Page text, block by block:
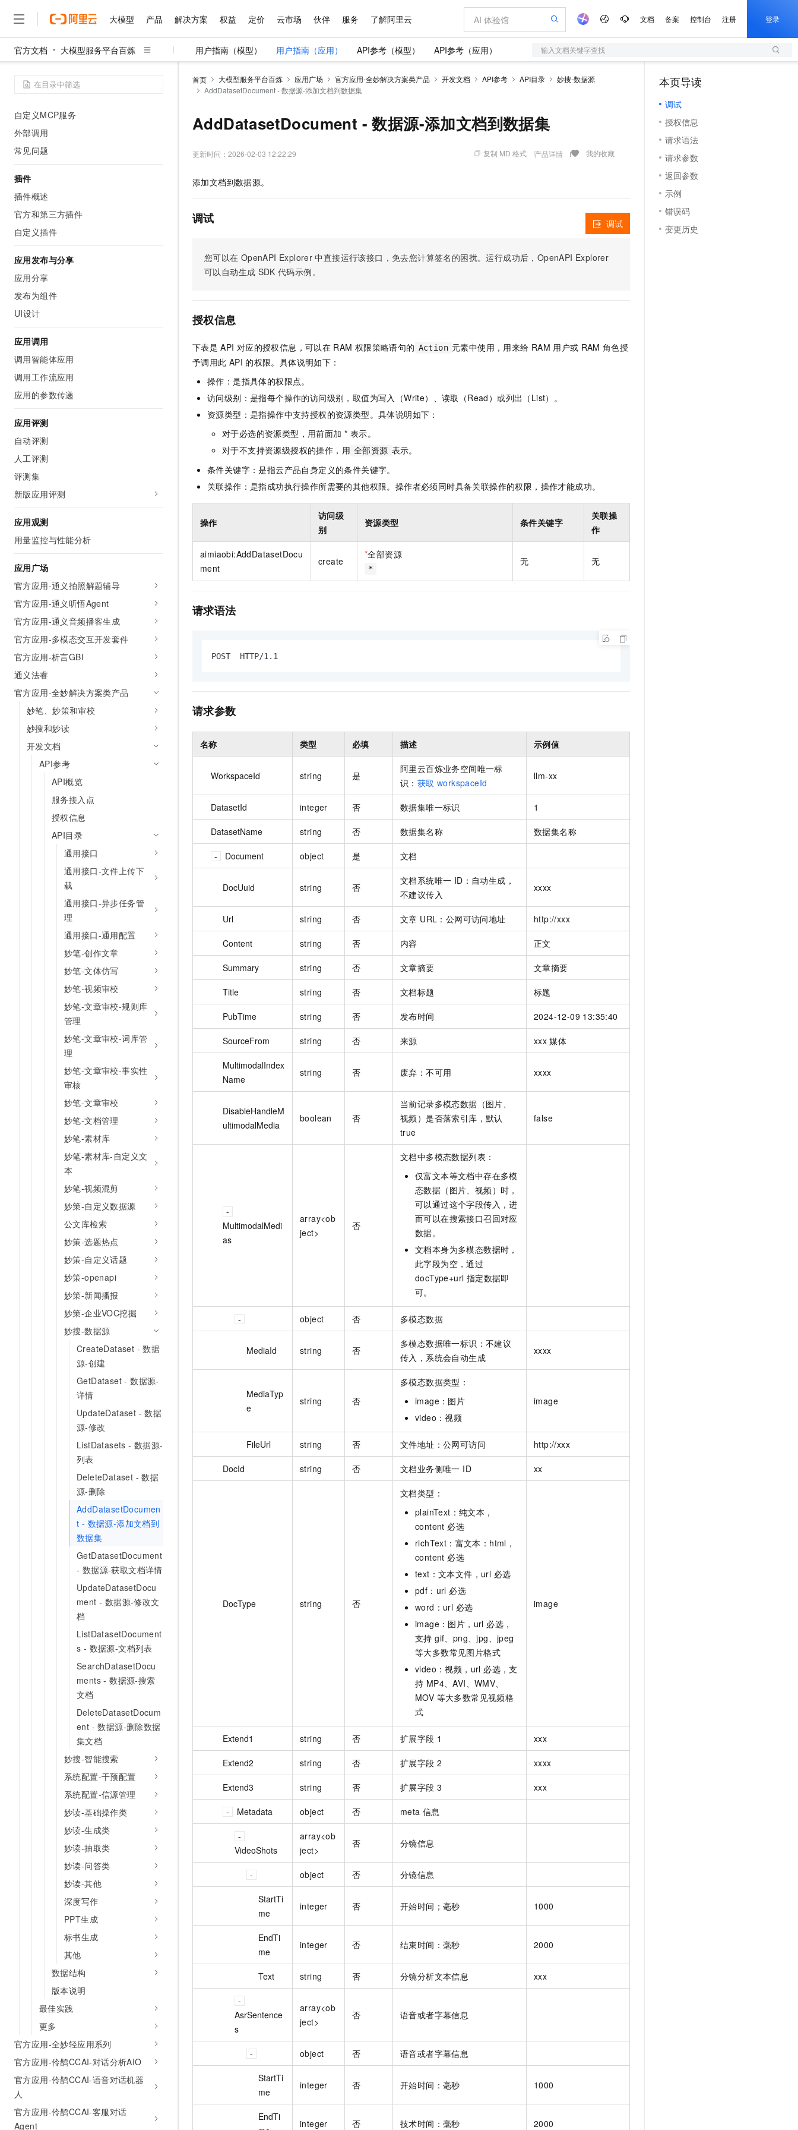
大模型 产品 解决方案 权益 定价 云市场 伙伴 服务 了解阿里云 文档 备案 控制台 注册 登录
官方文档 大模型服务平台百炼 用户指南（模型） 用户指南（应用） API参考（模型） API参考（应用） 输入文档关键字查找
Skill
MCP
MCP 简介
自定义MCP服务
外部调用
常见问题
插件
插件概述
官方和第三方插件
自定义插件
应用发布与分享
应用分享
发布为组件
UI设计
应用调用
调用智能体应用
调用工作流应用
应用的参数传递
应用评测
自动评测
人工评测
评测集
新版应用评测
应用观测
用量监控与性能分析
应用广场
官方应用-通义拍照解题辅导
官方应用-通义听悟Agent
官方应用-通义音频播客生成
官方应用-多模态交互开发套件
官方应用-析言GBI
通义法睿
官方应用-全妙解决方案类产品
妙笔、妙策和审校
妙搜和妙读
开发文档
API参考
API概览
服务接入点
授权信息
API目录
通用接口
通用接口-文件上传下
载
通用接口-异步任务管
理
通用接口-通用配置
妙笔-创作文章
妙笔-文体仿写
妙笔-视频审校
妙笔-文章审校-规则库
管理
妙笔-文章审校-词库管
理
妙笔-文章审校-事实性
审核
妙笔-文章审校
妙笔-文档管理
妙笔-素材库
妙笔-素材库-自定义文
本
妙笔-视频混剪
妙策-自定义数据源
公文库检索
妙策-选题热点
妙策-自定义话题
妙策-openapi
妙策-新闻播报
妙策-企业VOC挖掘
妙搜-数据源
CreateDataset - 数据
源-创建
GetDataset - 数据源-
详情
UpdateDataset - 数据
源-修改
ListDatasets - 数据源-
列表
DeleteDataset - 数据
源-删除
AddDatasetDocumen
t - 数据源-添加文档到
数据集
GetDatasetDocument
- 数据源-获取文档详情
UpdateDatasetDocu
ment - 数据源-修改文
档
ListDatasetDocument
s - 数据源-文档列表
SearchDatasetDocu
ments - 数据源-搜索
文档
DeleteDatasetDocum
ent - 数据源-删除数据
集文档
妙搜-智能搜索
系统配置-干预配置
系统配置-信源管理
妙读-基础操作类
妙读-生成类
妙读-抽取类
妙读-问答类
妙读-其他
深度写作
PPT生成
标书生成
其他
数据结构
版本说明
最佳实践
更多
官方应用-全妙轻应用系列
官方应用-伶鹊CCAI-对话分析AIO
官方应用-伶鹊CCAI-语音对话机器
人
官方应用-伶鹊CCAI-客服对话
Agent
首页 大模型服务平台百炼 应用广场 官方应用-全妙解决方案类产品 开发文档 API参考 API目录
妙搜-数据源
AddDatasetDocument - 数据源-添加文档到数据集
AddDatasetDocument - 数据源-添加文档到数据集
更新时间： 2026-02-03 12:22:29 复制 MD 格式 产品详情 我的收藏
添加文档到数据源。
调试
您可以在 OpenAPI Explorer 中直接运行该接口，免去您计算签名的困扰。运行成功后，OpenAPI Explorer
可以自动生成 SDK 代码示例。
调试
授权信息
下表是 API 对应的授权信息，可以在 RAM 权限策略语句的 Action 元素中使用，用来给 RAM 用户或 RAM 角色授
予调用此 API 的权限。具体说明如下：
操作：是指具体的权限点。
访问级别：是指每个操作的访问级别，取值为写入（Write）、读取（Read）或列出（List）。
资源类型：是指操作中支持授权的资源类型。具体说明如下：
对于必选的资源类型，用前面加 * 表示。
对于不支持资源级授权的操作，用 全部资源 表示。
条件关键字：是指云产品自身定义的条件关键字。
关联操作：是指成功执行操作所需要的其他权限。操作者必须同时具备关联操作的权限，操作才能成功。
操作
访问级
别
资源类型 条件关键字
关联操
作
aimiaobi:AddDatasetDocu
ment
create
*全部资源
*
无 无
请求语法
POST  HTTP/1.1
请求参数
名称 类型 必填 描述 示例值
WorkspaceId string 是
阿里云百炼业务空间唯一标
识： 获取 workspaceId
llm-xx
DatasetId integer 否 数据集唯一标识 1
DatasetName string 否 数据集名称 数据集名称
Document object 是 文档
DocUuid string 否
文档系统唯一 ID：自动生成，
不建议传入
xxxx
Url string 否 文章 URL：公网可访问地址 http://xxx
Content string 否 内容 正文
Summary string 否 文章摘要 文章摘要
Title string 否 文档标题 标题
PubTime string 否 发布时间 2024-12-09 13:35:40
SourceFrom string 否 来源 xxx 媒体
MultimodalIndex
Name
string 否 废弃：不可用 xxxx
DisableHandleM
ultimodalMedia
boolean 否
当前记录多模态数据（图片、
视频）是否落索引库，默认
true
false
MultimodalMedi
as
array<ob
ject>
否
文档中多模态数据列表：
仅富文本等文档中存在多模
态数据（图片、视频）时，
可以通过这个字段传入，进
而可以在搜索接口召回对应
数据。
文档本身为多模态数据时，
此字段为空，通过
docType+url 指定数据即
可。
object 否 多模态数据
MediaId string 否
多模态数据唯一标识：不建议
传入，系统会自动生成
xxxx
MediaTyp
e
string 否
多模态数据类型：
image：图片
video：视频
image
FileUrl string 否 文件地址：公网可访问 http://xxx
DocId string 否 文档业务侧唯一 ID xx
DocType string 否
文档类型：
plainText：纯文本，
content 必选
richText：富文本：html，
content 必选
text：文本文件，url 必选
pdf：url 必选
word：url 必选
image：图片，url 必选，
支持 gif、png、jpg、jpeg
等大多数常见图片格式
video：视频，url 必选，支
持 MP4、AVI、WMV、
MOV 等大多数常见视频格
式
image
Extend1 string 否 扩展字段 1 xxx
Extend2 string 否 扩展字段 2 xxxx
Extend3 string 否 扩展字段 3 xxx
Metadata object 否 meta 信息
VideoShots
array<ob
ject>
否 分镜信息
object 否 分镜信息
StartTi
me
integer 否 开始时间；毫秒 1000
EndTi
me
integer 否 结束时间：毫秒 2000
Text string 否 分镜分析文本信息 xxx
AsrSentence
s
array<ob
ject>
否 语音或者字幕信息
object 否 语音或者字幕信息
StartTi
me
integer 否 开始时间：毫秒 1000
EndTi
integer 否 技术时间：毫秒 2000
本页导读
调试
授权信息
请求语法
请求参数
返回参数
示例
错误码
变更历史
大模型
千问AI平台 大模型服务平台百炼
大模型
文本生成
Qwen3.8-Max HOT
Qwen3.7-Plus
Qwen3-VL-Plus
视觉 Coding、空间感知、多模态思考等全面升级
GLM-5.2
图片和视频生成
Wan2.7-T2V
语音识别与合成
Qwen3-TTS-Flash
大模型服务
千问AI平台-Token Plan NEW
千问AI平台-模型体验
在线体验全尺寸、多种模态的模型效果
Happy 系列大模型
新一代 AI 视频生成模型，深度适配广告营销等场景
大模型服务平台百炼-应用模版
灵活可视化地构建企业级 Agent
人工智能平台 PAI
Qoder HOT
大模型解决方案
快速部署 Dify，高效搭建 AI 应用 10分钟微调：让0.6B模型媲美235B模型 多模态数据信息提取
从文本、图片、视频中提取结构化的属性信息
产品
精选产品
人工智能与机器学习
计算
存储
网络与CDN
安全
中间件
大数据计算
媒体服务
企业服务与云通信
域名与网站
终端用户计算
Serverless
开发工具
迁移与运维管理
专有云
精选产品
大模型服务平台百炼 大模型
千问大模型 大模型
随时随地安全接入的云上超级电脑
面向分析的企业级SaaS模式云数据仓库
域名与网站
对象存储 OSS
提供一站式管理容器应用的 K8s 服务
云数据库 RDS
100%兼容MySQL、PostgreSQL，兼容Oracle，支持集中和分布式
云原生的云上边界网络安全防护产品
轻量应用服务器
数字证书管理服务（原SSL证书）
实现全站HTTPS，呈现可信的WEB访问
短信服务
大数据开发治理平台 DataWorks
解决方案
精选解决方案
AI
互联网应用开发
现代化应用
安全
网络
可观测
企业出海
政企业务
精选解决方案
千问办公，解锁你的工作新方式 NEW
Agency Agents：拥有专属领域专家
睿译宝，AI翻译排版一步到位
GLM-5.2：长任务时代开源旗舰模型 即刻拥有 DeepSeek-V4-Pro
以可视化方式快速构建移动和 PC 门户网站
一句话生成原生可编辑精美 PPT 文稿
输入一句话想法, 轻松生成专业的 PPT
一键部署幻兽帕鲁游戏服务器
一键购买专属联机服务器，轻松开启游戏
漫剧工坊：一站式动画创作平台
快速生产连贯的高质量长漫剧
10 分钟搭建微信、支付宝小程序
高效部署网站，快速应用到小程序
权益 普惠上云
普惠上云 官方力荐
官方推荐返现计划
高校专属算力普惠，学生认证享300元代金券
免费试用
最高领取价值200元试用点，立即开启云上创新
AI 产品 免费试用
140+云产品 免费试用
产品新客免费试用，最长12个月
大模型ACA认证体验
助力企业全员 AI 认知与能力提升
AI 特惠
智启 AI 普惠权益
阿里云 OPC 创新助力计划
送.CN域名，送备案服务码
AI 场景体验
AI 电商营销
0 代码专业建站，无忧落地极速上线
AI助力短剧漫剧创作，剧本、分镜、视频高效生成
AI 活动
AI 生产力先锋
先锋实践拓展 AI 生产力的边界
飞天发布时刻
所见，即是所愿
AI 实训营
从基础到进阶，Agent 创客手把手教你
创新加速
定价 产品定价
了解云产品的定价详情
云上成本管理
价格计算器
自助选配和估算价格
价格优势
配置报价器
阿里云 OPC 创新助力计划
Token 补贴，五大权
益加速 OPC 成功
云市场 精选商城
网站建设
友盟天域
观测云
蓝凌 OA
行业生态解决方案
开发者生态解决方案
数据与 API
数据集
身份实名认证
OA 办公系统
财税管理
基础软件
CentOS
Docker
Ubuntu
专业服务
公司注册
上云迁移
代维服务
伙伴 成为销售伙伴
分销伙伴
AI 大模型销售与服务生态合作计划
成为产品伙伴
产品生态集成认证中心
产品生态伙伴工作台
产品伙伴合作计划
云存储合作计划
数据库合作计划
服务伙伴合作计划
Al MaaS 服务伙伴赋能合作
伙伴信用分合作计划
更多支持
合作伙伴培训与认证
查询合作伙伴
登录合作伙伴管理后台
服务 售前咨询
在线服务
售后服务
自助服务
短信专区
企业增值服务
企业支持计划
企业增值服务台
阿里云认证
训练营
开发者社区
镜像站
我要反馈
我要建议
我要投诉
了解阿里云 为什么选择阿里云
什么是云计算
安全合规
分析师报告
AI 算法大赛
云开发大赛
最佳实践
云上春晚
云栖战略参考
市场活动
云栖大会
活动全景
加入我们
校园招聘